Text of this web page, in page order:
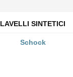
LAVELLI SINTETICI
Schock